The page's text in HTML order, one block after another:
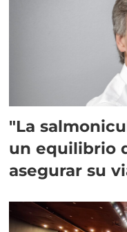
"La
un equilibrio
asegurar su